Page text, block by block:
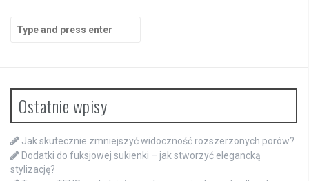
for:
Ostatnie wpisy
Jak skutecznie zmniejszyć widoczność rozszerzonych porów?
Dodatki do fuksjowej sukienki – jak stworzyć elegancką
stylizację?